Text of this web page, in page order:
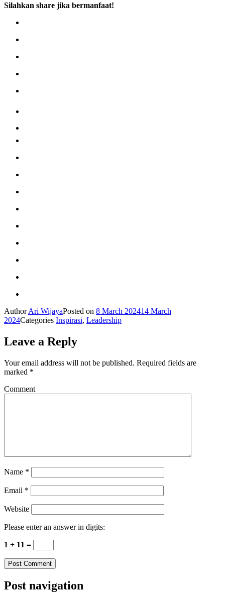
Silahkan share jika bermanfaat!
AuthorAri WijayaPosted on 8 March 202414 March
2024Categories Inspirasi, Leadership
Leave a Reply
Your email address will not be published. Required fields are
marked *
Comment
Name *
Email *
Website
Please enter an answer in digits:
1 + 11 =
Post navigation